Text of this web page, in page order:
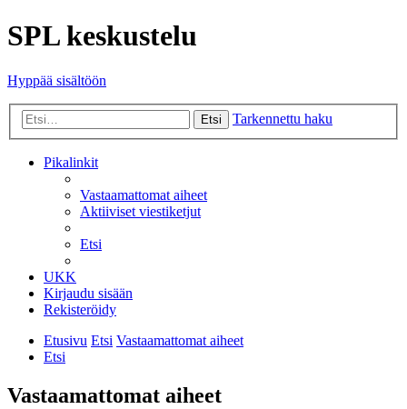
SPL keskustelu
Hyppää sisältöön
Etsi Tarkennettu haku
Pikalinkit
Vastaamattomat aiheet
Aktiiviset viestiketjut
Etsi
UKK
Kirjaudu sisään
Rekisteröidy
Etusivu Etsi Vastaamattomat aiheet
Etsi
Vastaamattomat aiheet